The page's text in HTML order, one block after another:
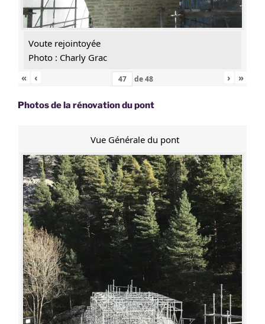
Voute rejointoyée
Photo : Charly Grac
«
‹ de48 › »
Photos de la rénovation du pont
Vue Générale du pont